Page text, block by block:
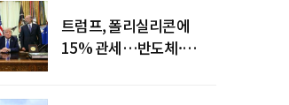
트럼프, 폴리실리콘에
15% 관세…반도체·